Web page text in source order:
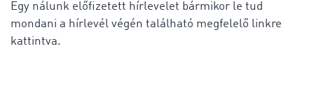
Egy nálunk előfizetett hírlevelet bármikor le tud
mondani a hírlevél végén található megfelelő linkre
kattintva.